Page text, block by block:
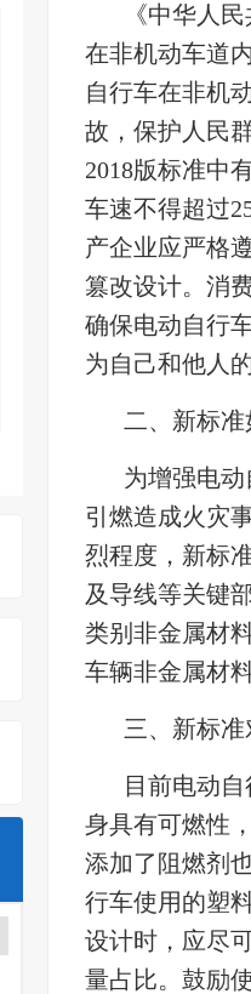
《中华人
在非机动车道
自行车在非机
故，保护人民
2018版标准中
车速不得超过
产企业应严格
篡改设计。消
确保电动自行
为自己和他人
二、新标
为增强电
引燃造成火灾
烈程度，新标
及导线等关键
类别非金属材
车辆非金属材
三、新标
目前电动
身具有可燃性
添加了阻燃剂
行车使用的塑
设计时，应尽
量占比。鼓励